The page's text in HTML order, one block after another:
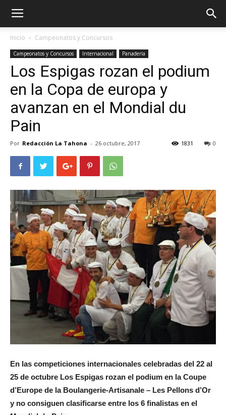
Inicio Campeonatos y Concursos
Campeonatos y Concursos Internacional Panadería
Los Espigas rozan el podium
en la Copa de europa y
avanzan en el Mondial du
Pain
Por Redacción La Tahona - 26 octubre, 2017 0
1831
En las competiciones internacionales celebradas del 22 al
25 de octubre Los Espigas rozan el podium en la Coupe
d’Europe de la Boulangerie-Artisanale – Les Pellons d’Or
y no consiguen clasificarse entre los 6 finalistas en el